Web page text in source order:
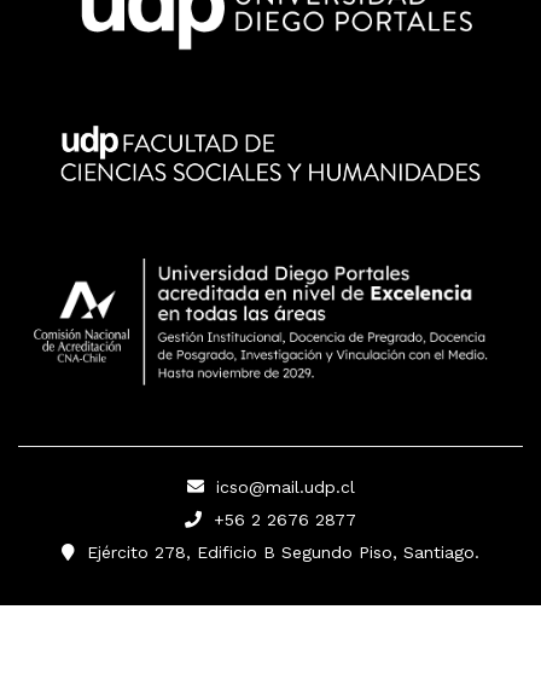
icso@mail.udp.cl
+56 2 2676 2877
Ejército 278, Edificio B Segundo Piso, Santiago.